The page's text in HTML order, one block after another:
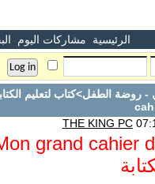
الرئيسية مشاركات اليوم
- روضة الطفل
THE KING PC
grand cahier